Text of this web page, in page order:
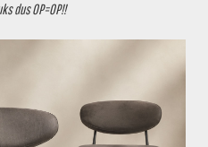
dus OP=OP!!